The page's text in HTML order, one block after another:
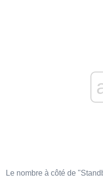
Le nombre à côté de